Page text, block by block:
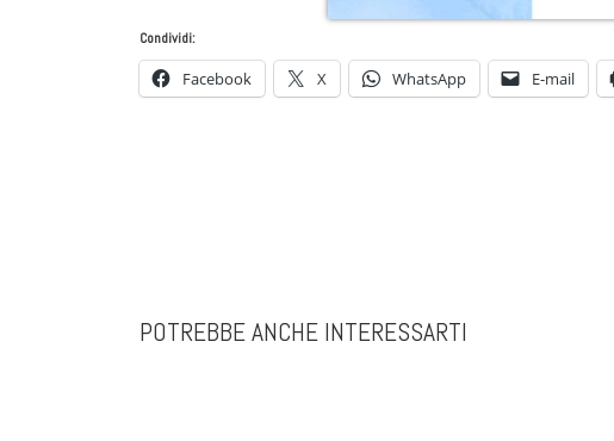
Condividi:
Facebook X WhatsApp E-mail
POTREBBE ANCHE INTERESSARTI